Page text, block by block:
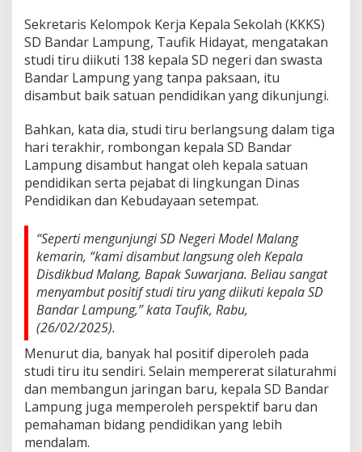
t
i
T
i
u
a
n
M
d
i
i
k
a
s
i
d
i
a
P
e
n
d
Sekretaris Kelompok Kerja Kepala Sekolah (KKKS)
SD Bandar Lampung, Taufik Hidayat, mengatakan
studi tiru diikuti 138 kepala SD negeri dan swasta
Bandar Lampung yang tanpa paksaan, itu
disambut baik satuan pendidikan yang dikunjungi.
Bahkan, kata dia, studi tiru berlangsung dalam tiga
hari terakhir, rombongan kepala SD Bandar
Lampung disambut hangat oleh kepala satuan
pendidikan serta pejabat di lingkungan Dinas
Pendidikan dan Kebudayaan setempat.
“Seperti mengunjungi SD Negeri Model Malang
kemarin, “kami disambut langsung oleh Kepala
Disdikbud Malang, Bapak Suwarjana. Beliau sangat
menyambut positif studi tiru yang diikuti kepala SD
Bandar Lampung,” kata Taufik, Rabu,
(26/02/2025).
Menurut dia, banyak hal positif diperoleh pada
studi tiru itu sendiri. Selain mempererat silaturahmi
dan membangun jaringan baru, kepala SD Bandar
Lampung juga memperoleh perspektif baru dan
pemahaman bidang pendidikan yang lebih
mendalam.